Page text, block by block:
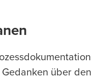
über den